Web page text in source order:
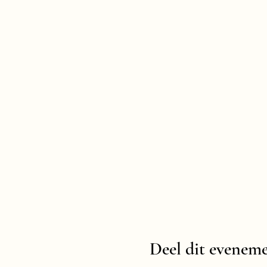
Deel dit